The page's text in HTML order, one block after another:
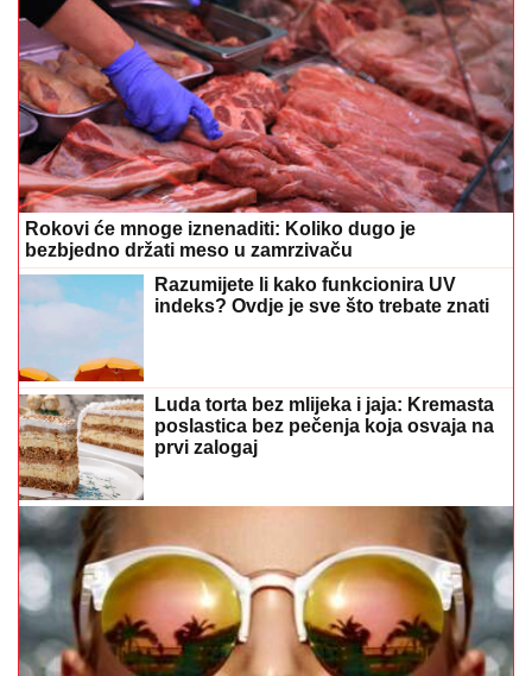
Rokovi će mnoge iznenaditi: Koliko dugo je
bezbjedno držati meso u zamrzivaču
Razumijete li kako funkcionira UV
indeks? Ovdje je sve što trebate znati
Luda torta bez mlijeka i jaja: Kremasta
poslastica bez pečenja koja osvaja na
prvi zalogaj